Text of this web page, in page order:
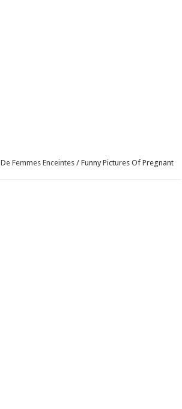
Femmes Enceintes / Funny Pictures Of Pregnant